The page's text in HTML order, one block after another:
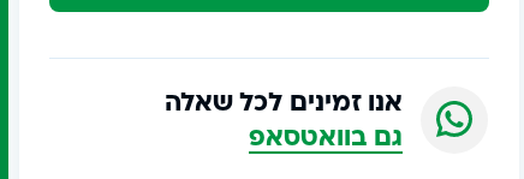
אנו זמינים לכל שאלה
גם בוואטסאפ